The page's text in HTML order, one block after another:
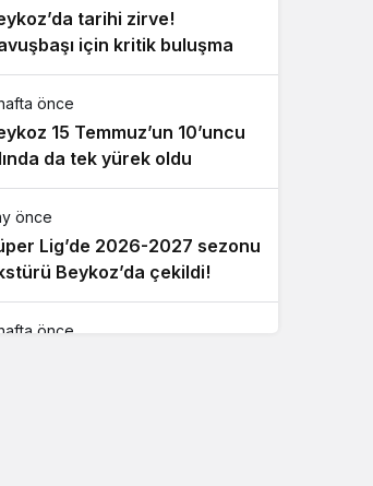
tarihi zirve!
için kritik buluşma
önce
15 Temmuz’un 10’uncu
da tek yürek oldu
önce
Lig’de 2026-2027 sezonu
Beykoz’da çekildi!
önce